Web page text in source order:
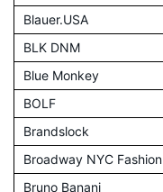
Blauer.USA
BLK DNM
Blue Monkey
BOLF
Brandslock
Broadway NYC Fashion
Bruno Banani